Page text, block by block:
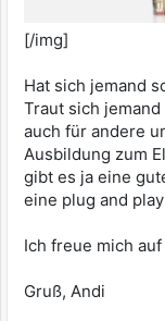
[/img]
Hat sich jemand
Traut sich
auch für andere
Ausbildung zum
gibt es ja eine
eine plug and
Ich freue mich
Gruß, Andi